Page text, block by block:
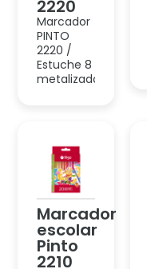
Pinto
2210
Marcador
PINTO
2210 /
Estuche
20 surtido